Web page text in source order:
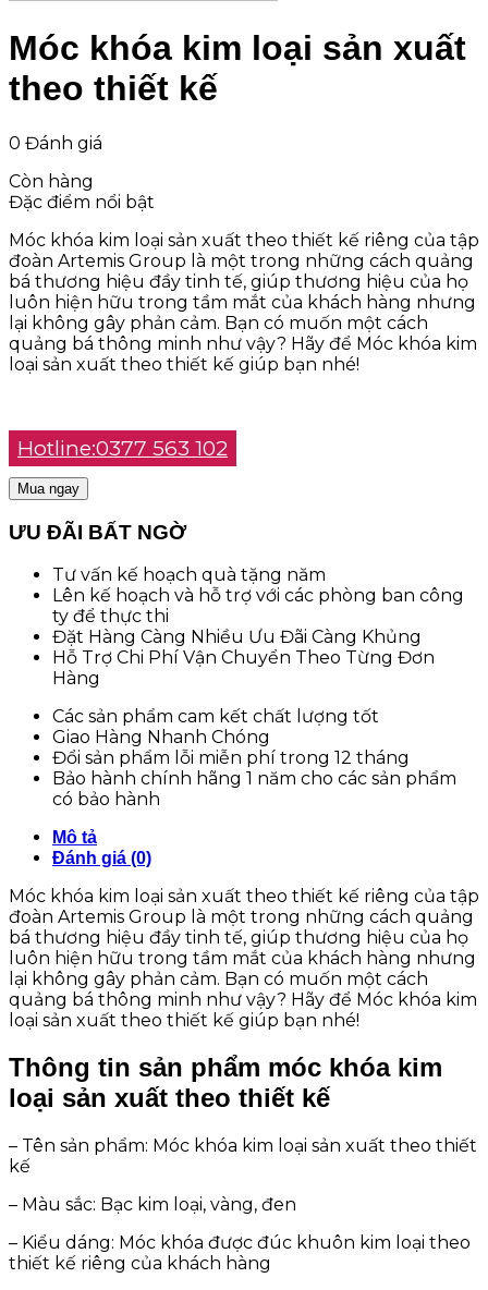
Móc khóa kim loại sản xuất
theo thiết kế
0 Đánh giá
Còn hàng
Đặc điểm nổi bật
Móc khóa kim loại sản xuất theo thiết kế riêng của tập
đoàn Artemis Group là một trong những cách quảng
bá thương hiệu đầy tinh tế, giúp thương hiệu của họ
luôn hiện hữu trong tầm mắt của khách hàng nhưng
lại không gây phản cảm. Bạn có muốn một cách
quảng bá thông minh như vậy? Hãy để Móc khóa kim
loại sản xuất theo thiết kế giúp bạn nhé!
Hotline:0377 563 102
Mua ngay
ƯU ĐÃI BẤT NGỜ
Tư vấn kế hoạch quà tặng năm
Lên kế hoạch và hỗ trợ với các phòng ban công
ty để thực thi
Đặt Hàng Càng Nhiều Ưu Đãi Càng Khủng
Hỗ Trợ Chi Phí Vận Chuyển Theo Từng Đơn
Hàng
Các sản phẩm cam kết chất lượng tốt
Giao Hàng Nhanh Chóng
Đổi sản phẩm lỗi miễn phí trong 12 tháng
Bảo hành chính hãng 1 năm cho các sản phẩm
có bảo hành
Mô tả
Đánh giá (0)
Móc khóa kim loại sản xuất theo thiết kế riêng của tập
đoàn Artemis Group là một trong những cách quảng
bá thương hiệu đầy tinh tế, giúp thương hiệu của họ
luôn hiện hữu trong tầm mắt của khách hàng nhưng
lại không gây phản cảm. Bạn có muốn một cách
quảng bá thông minh như vậy? Hãy để Móc khóa kim
loại sản xuất theo thiết kế giúp bạn nhé!
Thông tin sản phẩm móc khóa kim
loại sản xuất theo thiết kế
– Tên sản phẩm: Móc khóa kim loại sản xuất theo thiết
kế
– Màu sắc: Bạc kim loại, vàng, đen
– Kiểu dáng: Móc khóa được đúc khuôn kim loại theo
thiết kế riêng của khách hàng